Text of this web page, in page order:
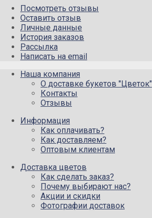
Посмотреть отзывы
Оставить отзыв
Личные данные
История заказов
Рассылка
Написать на email
Наша компания
О доставке букетов "Цветок"
Контакты
Отзывы
Информация
Как оплачивать?
Как доставляем?
Оптовым клиентам
Доставка цветов
Как сделать заказ?
Почему выбирают нас?
Акции и скидки
Фотографии доставок